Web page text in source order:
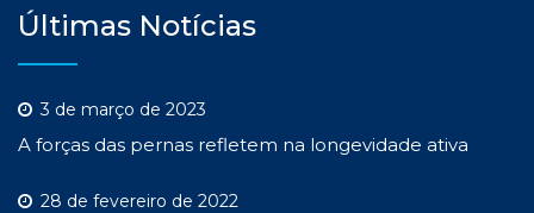
Últimas Notícias
3 de março de 2023
A forças das pernas refletem na longevidade ativa
28 de fevereiro de 2022